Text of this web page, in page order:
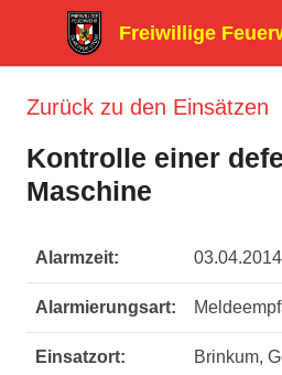
Freiwillige
Zurück zu den Einsätzen
Kontrolle einer
Maschine
Alarmzeit:
Alarmierungsart:
Einsatzort:
Brinkum,